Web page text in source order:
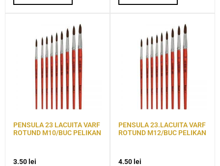
PENSULA 23 LACUITA VARF
ROTUND M10/BUC PELIKAN
3.50 lei
PENSULA 23.LACUITA VARF
ROTUND M12/BUC PELIKAN
4.50 lei